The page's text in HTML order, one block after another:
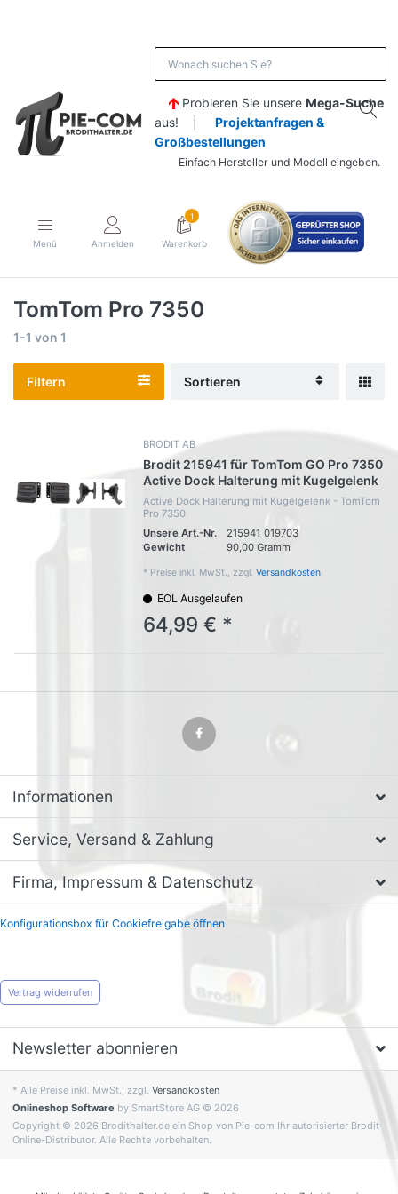
Probieren Sie unsere Mega-Suche
aus! | Projektanfragen &
Großbestellungen
Einfach Hersteller und Modell eingeben.
Menü Anmelden
1
Warenkorb
TomTom Pro 7350
1-1 von 1
Filtern Sortieren
BRODIT AB
Brodit 215941 für TomTom GO Pro 7350
Active Dock Halterung mit Kugelgelenk
Active Dock Halterung mit Kugelgelenk - TomTom
Pro 7350
Unsere Art.-Nr.
215941_019703
Gewicht
90,00 Gramm
* Preise inkl. MwSt., zzgl. Versandkosten
EOL Ausgelaufen
64,99 € *
Informationen
Service, Versand & Zahlung
Firma, Impressum & Datenschutz
Konfigurationsbox für Cookiefreigabe öffnen
Vertrag widerrufen
Newsletter abonnieren
* Alle Preise inkl. MwSt., zzgl. Versandkosten
Onlineshop Software by SmartStore AG © 2026
Copyright © 2026 Brodithalter.de ein Shop von Pie-com Ihr autorisierter Brodit-
Online-Distributor. Alle Rechte vorbehalten.